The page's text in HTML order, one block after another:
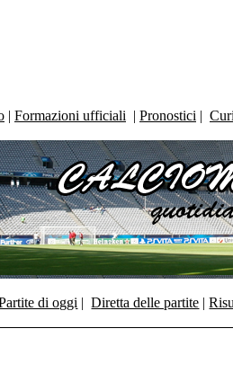
| Formazioni ufficiali | Pronostici |
di oggi |Diretta delle partite |